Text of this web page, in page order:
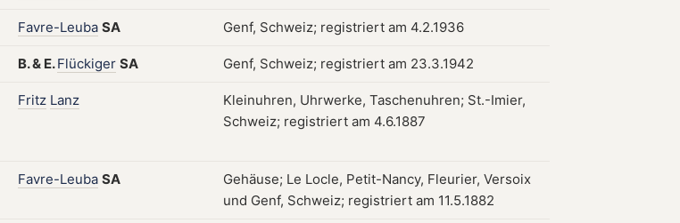
Favre-Leuba SA Genf, Schweiz; registriert am 4.2.1936
B.& E.Flückiger SA Genf, Schweiz; registriert am 23.3.1942
Fritz Lanz
Kleinuhren, Uhrwerke, Taschenuhren; St.-Imier,
Schweiz; registriert am 4.6.1887
Favre-Leuba SA
Gehäuse; Le Locle, Petit-Nancy, Fleurier, Versoix
und Genf, Schweiz; registriert am 11.5.1882